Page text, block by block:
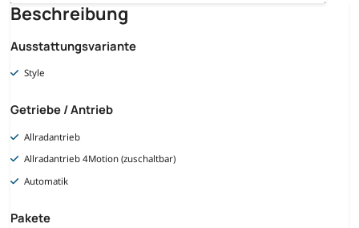
Beschreibung
Ausstattungsvariante
Style
Getriebe / Antrieb
Allradantrieb
Allradantrieb 4Motion (zuschaltbar)
Automatik
Pakete